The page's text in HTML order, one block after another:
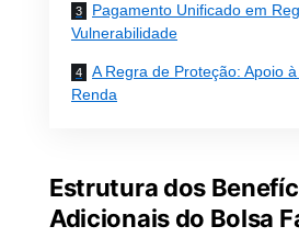
Pagamento Unificado em
Vulnerabilidade
A Regra de Proteção: Apoio
Renda
Estrutura dos
Adicionais do Bolsa